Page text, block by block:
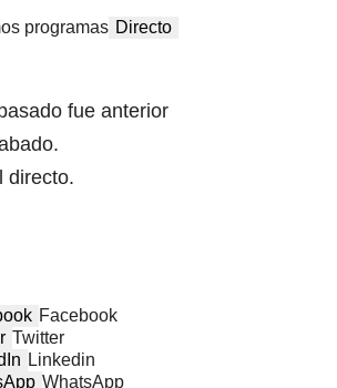
programas Directo
fue anterior
directo.
Facebook
Twitter
Linkedin
WhatsApp